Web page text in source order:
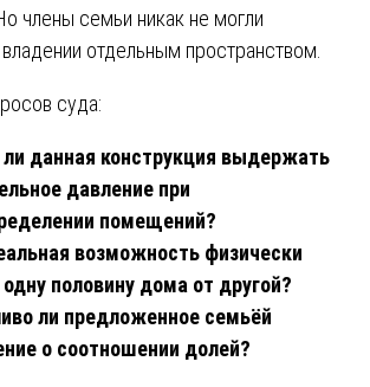
члены семьи никак не могли
отдельным пространством.
суда:
данная конструкция выдержать
давление при
помещений?
возможность физически
половину дома от другой?
ли предложенное семьёй
о соотношении долей?